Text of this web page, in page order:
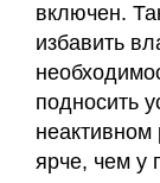
включен.
избавить
подносить
ярче, чем у